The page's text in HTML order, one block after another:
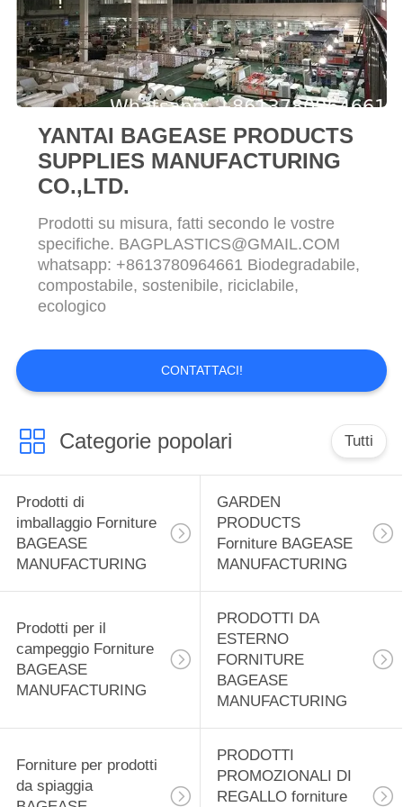
CONTROLLO
DI
QUALITÀ
CONTATTICI
RICHIEDA
CITAZIONE
MAPPA
SITO
POLICY
YANTAI BAGEASE PRODUCTS
SUPPLIES MANUFACTURING
CO.,LTD.
Prodotti su misura, fatti secondo le vostre
specifiche. BAGPLASTICS@GMAIL.COM
whatsapp: +8613780964661 Biodegradabile,
compostabile, sostenibile, riciclabile,
ecologico
CONTATTACI!
Categorie popolari Tutti
Prodotti di
imballaggio Forniture
BAGEASE
MANUFACTURING
GARDEN
PRODUCTS
Forniture BAGEASE
MANUFACTURING
Prodotti per il
campeggio Forniture
BAGEASE
MANUFACTURING
PRODOTTI DA
ESTERNO
FORNITURE
BAGEASE
MANUFACTURING
Forniture per prodotti
da spiaggia
PRODOTTI
PROMOZIONALI DI
REGALLO forniture